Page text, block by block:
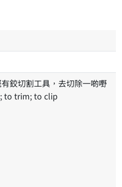
鉸切割工具，去切除一啲嘢
to trim; to clip